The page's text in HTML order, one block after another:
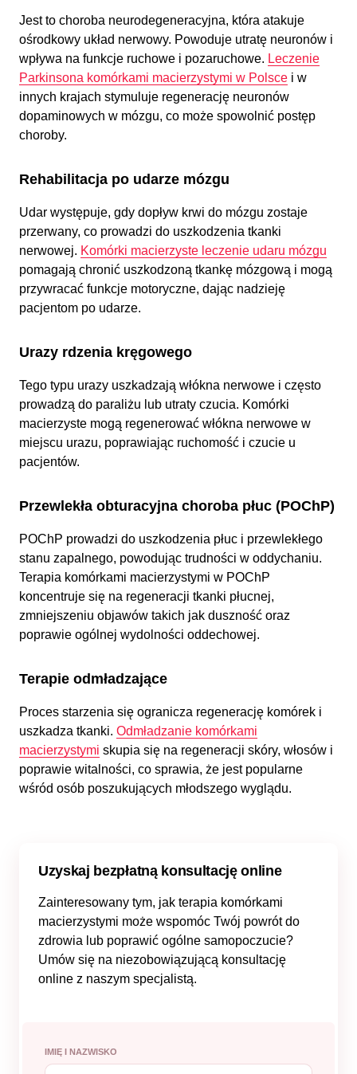
Jest to choroba neurodegeneracyjna, która atakuje
ośrodkowy układ nerwowy. Powoduje utratę neuronów i
wpływa na funkcje ruchowe i pozaruchowe. Leczenie
Parkinsona komórkami macierzystymi w Polsce i w
innych krajach stymuluje regenerację neuronów
dopaminowych w mózgu, co może spowolnić postęp
choroby.
Rehabilitacja po udarze mózgu
Udar występuje, gdy dopływ krwi do mózgu zostaje
przerwany, co prowadzi do uszkodzenia tkanki
nerwowej. Komórki macierzyste leczenie udaru mózgu
pomagają chronić uszkodzoną tkankę mózgową i mogą
przywracać funkcje motoryczne, dając nadzieję
pacjentom po udarze.
Urazy rdzenia kręgowego
Tego typu urazy uszkadzają włókna nerwowe i często
prowadzą do paraliżu lub utraty czucia. Komórki
macierzyste mogą regenerować włókna nerwowe w
miejscu urazu, poprawiając ruchomość i czucie u
pacjentów.
Przewlekła obturacyjna choroba płuc (POChP)
POChP prowadzi do uszkodzenia płuc i przewlekłego
stanu zapalnego, powodując trudności w oddychaniu.
Terapia komórkami macierzystymi w POChP
koncentruje się na regeneracji tkanki płucnej,
zmniejszeniu objawów takich jak duszność oraz
poprawie ogólnej wydolności oddechowej.
Terapie odmładzające
Proces starzenia się ogranicza regenerację komórek i
uszkadza tkanki. Odmładzanie komórkami
macierzystymi skupia się na regeneracji skóry, włosów i
poprawie witalności, co sprawia, że jest popularne
wśród osób poszukujących młodszego wyglądu.
Uzyskaj bezpłatną konsultację online
Zainteresowany tym, jak terapia komórkami
macierzystymi może wspomóc Twój powrót do
zdrowia lub poprawić ogólne samopoczucie?
Umów się na niezobowiązującą konsultację
online z naszym specjalistą.
IMIĘ I NAZWISKO